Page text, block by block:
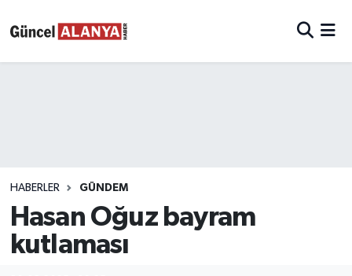
HABERLER GÜNDEM
Hasan Oğuz bayram
kutlaması